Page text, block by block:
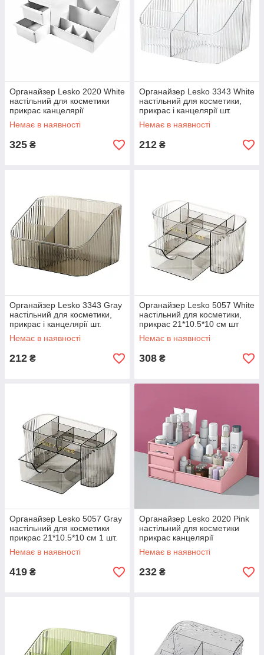
Органайзер Lesko 2020 White
настільний для косметики
прикрас канцелярії
28*16.8*12cm 1 шт.
Немає в наявності
325 ₴
Органайзер Lesko 3343 White
настільний для косметики,
прикрас і канцелярії шт.
Немає в наявності
212 ₴
Органайзер Lesko 3343 Gray
настільний для косметики,
прикрас і канцелярії шт.
Немає в наявності
212 ₴
Органайзер Lesko 5057 White
настільний для косметики,
прикрас 21*10.5*10 см шт
Немає в наявності
308 ₴
Органайзер Lesko 5057 Gray
настільний для косметики
прикрас 21*10.5*10 см 1 шт.
Немає в наявності
419 ₴
Органайзер Lesko 2020 Pink
настільний для косметики
прикрас канцелярії
28*16.8*12cm шт.
Немає в наявності
232 ₴